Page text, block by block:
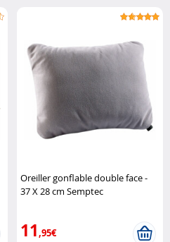
Oreiller gonflable double face -
37 X 28 cm Semptec
11,95€